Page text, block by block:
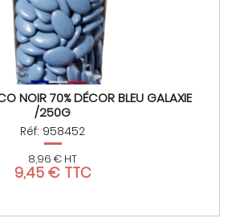
NOIR 70% DÉCOR BLEU GALAXIE
/250G
Réf: 958452
8,96 € HT
9,45 € TTC